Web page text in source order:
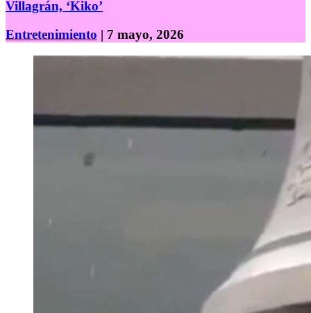
Villagrán, ‘Kiko’
Entretenimiento | 7 mayo, 2026